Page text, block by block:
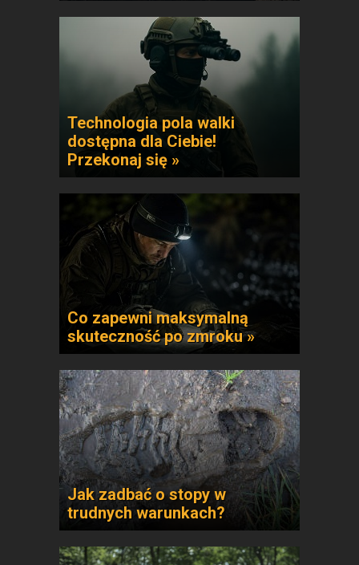
Technologia pola walki
dostępna dla Ciebie!
Przekonaj się »
Co zapewni maksymalną
skuteczność po zmroku »
Jak zadbać o stopy w
trudnych warunkach?